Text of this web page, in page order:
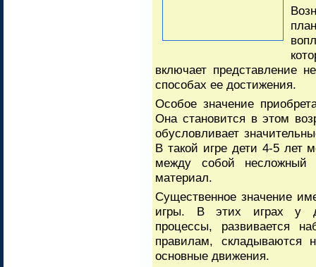
включает представление
способах ее достижения.
Особое значение
Она становится в этом
обусловливает
В такой игре дети 4-5 лет
между собой несложный
материал.
Существенное значение
игры. В этих играх у
процессы, развивается
правилам, складываются
основные движения.